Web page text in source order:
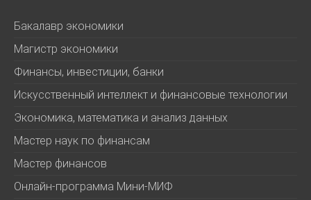
Бакалавр экономики
Магистр экономики
Финансы, инвестиции, банки
Искусственный интеллект и финансовые технологии
Экономика, математика и анализ данных
Мастер наук по финансам
Мастер финансов
Онлайн-программа Мини-МИФ